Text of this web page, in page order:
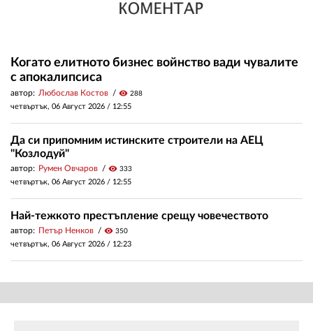
Когато елитното бизнес войнство вади чувалите
с апокалипсиса
автор: Любослав Костов visibility 288
четвъртък, 06 Август 2026 / 12:55
Да си припомним истинските строители на АЕЦ
"Козлодуй"
автор: Румен Овчаров visibility 333
четвъртък, 06 Август 2026 / 12:55
Най-тежкото престъпление срещу човечеството
автор: Петър Ненков visibility 350
четвъртък, 06 Август 2026 / 12:23